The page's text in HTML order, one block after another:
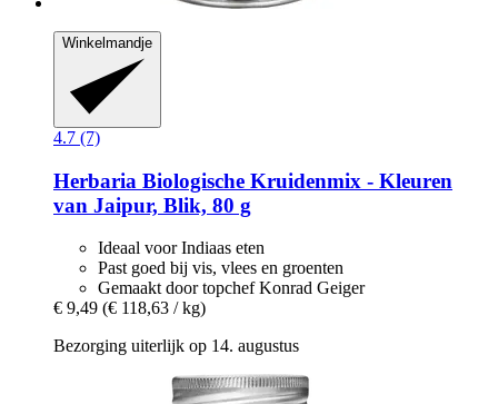
Winkelmandje
4.7 (7)
Herbaria Biologische Kruidenmix -​ Kleuren
van Jaipur, Blik, 80 g
Ideaal voor Indiaas eten
Past goed bij vis, vlees en groenten
Gemaakt door topchef Konrad Geiger
€ 9,49 (€ 118,63 / kg)
Bezorging uiterlijk op 14. augustus